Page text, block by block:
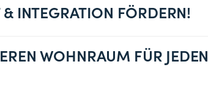
INTEGRATION FÖRDERN!
WOHNRAUM FÜR JEDEN